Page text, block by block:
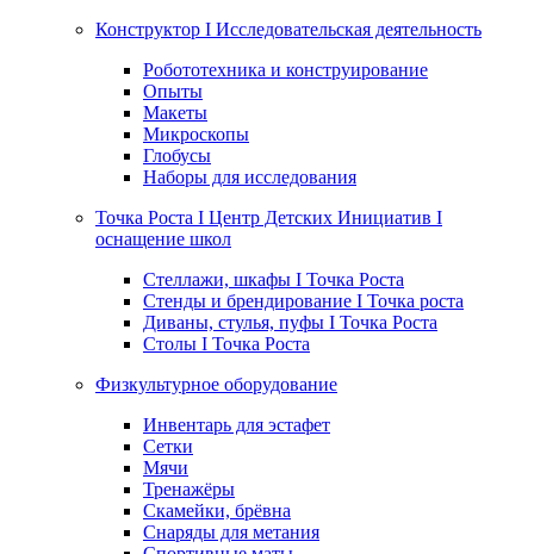
Конструктор I Исследовательская деятельность
Робототехника и конструирование
Опыты
Макеты
Микроскопы
Глобусы
Наборы для исследования
Точка Роста I Центр Детских Инициатив I
оснащение школ
Стеллажи, шкафы I Точка Роста
Стенды и брендирование I Точка роста
Диваны, стулья, пуфы I Точка Роста
Столы I Точка Роста
Физкультурное оборудование
Инвентарь для эстафет
Сетки
Мячи
Тренажёры
Скамейки, брёвна
Снаряды для метания